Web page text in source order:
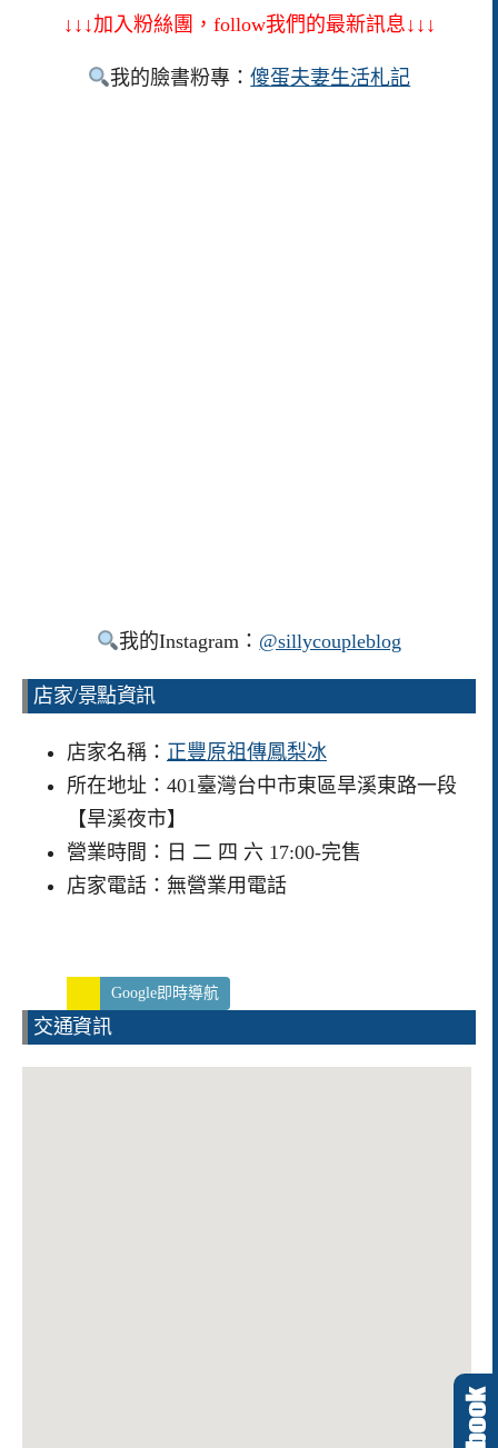
↓↓↓加入粉絲團，follow我們的最新訊息↓↓↓
我的臉書粉專：傻蛋夫妻生活札記
我的Instagram： @sillycoupleblog
店家/景點資訊
店家名稱： 正豐原祖傳鳳梨冰
所在地址：401臺灣台中市東區旱溪東路一段
【旱溪夜市】
營業時間：日 二 四 六 17:00-完售
店家電話：無營業用電話
Google即時導航
交通資訊